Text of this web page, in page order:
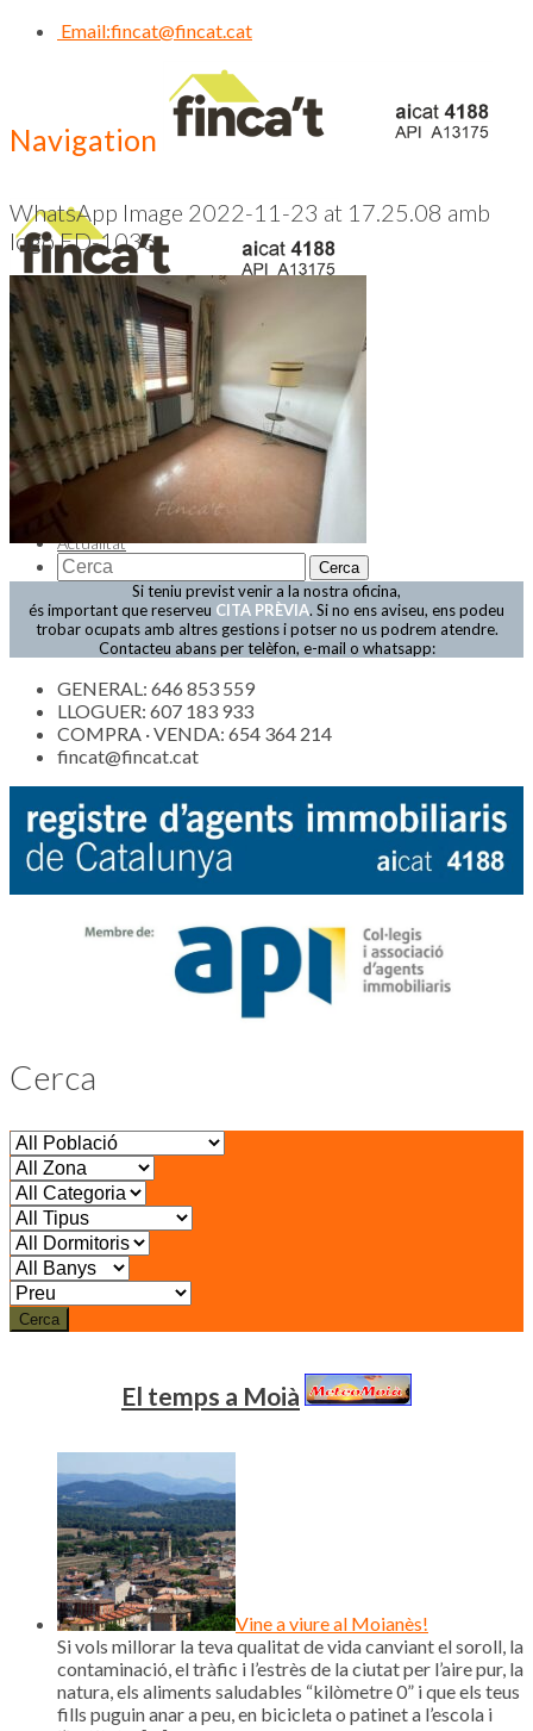
Email:fincat@fincat.cat
Navigation
CALL US NOW
93 830 14 35
Inici
Qui Som
Actualitat
WhatsApp Image 2022-11-23 at 17.25.08 amb
logo ED-1036
Si teniu previst venir a la nostra oficina,
és important que reserveu CITA PRÈVIA. Si no ens aviseu, ens podeu
trobar ocupats amb altres gestions i potser no us podrem atendre.
Contacteu abans per telèfon, e-mail o whatsapp:
GENERAL: 646 853 559
LLOGUER: 607 183 933
COMPRA · VENDA: 654 364 214
fincat@fincat.cat
Cerca
Cerca
El temps a Moià
Vine a viure al Moianès!
Si vols millorar la teva qualitat de vida canviant el soroll, la
contaminació, el tràfic i l’estrès de la ciutat per l’aire pur, la
natura, els aliments saludables “kilòmetre 0” i que els teus
fills puguin anar a peu, en bicicleta o patinet a l’escola i